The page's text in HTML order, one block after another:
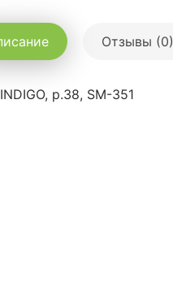
Отзывы (0)
р.38, SM-351